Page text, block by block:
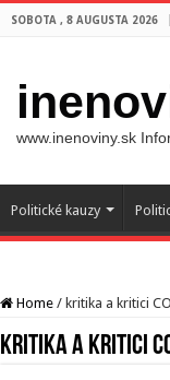
SOBOTA , 8 AUGUSTA 2026
www.inenoviny.sk
Politické kauzy
Home / kritika a kritici
kritika a kritici